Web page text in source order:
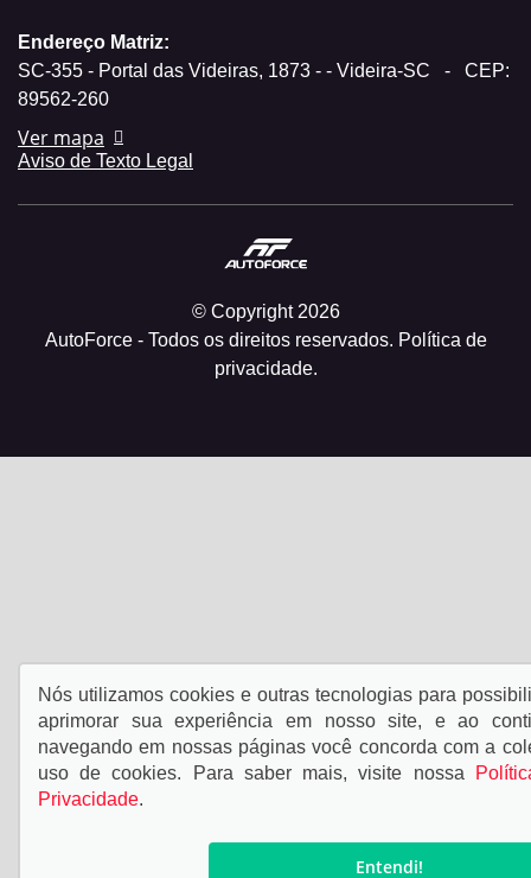
Endereço Matriz:
SC-355 - Portal das Videiras, 1873 - - Videira-SC
-
CEP:
89562-260
Ver mapa
Aviso de Texto Legal
© Copyright 2026
AutoForce - Todos os direitos reservados. Política de
privacidade.
Nós utilizamos cookies e outras tecnologias para
aprimorar sua experiência em nosso site, e ao
navegando em nossas páginas você concorda com a
uso de cookies. Para saber mais, visite nossa
Privacidade.
Entendi!